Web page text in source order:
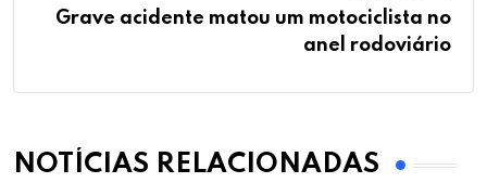
Grave acidente matou um motociclista no
anel rodoviário
NOTÍCIAS RELACIONADAS